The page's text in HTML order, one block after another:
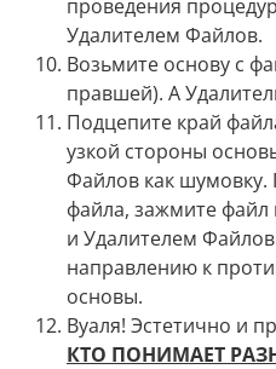
проведения
Удалителем Файлов.
Возьмите основу с
правшей). А
Подцепите край
узкой стороны
Файлов как
файла, зажмите
и Удалителем
направлению к
основы.
Вуаля! Эстетично и
КТО ПОНИМАЕТ